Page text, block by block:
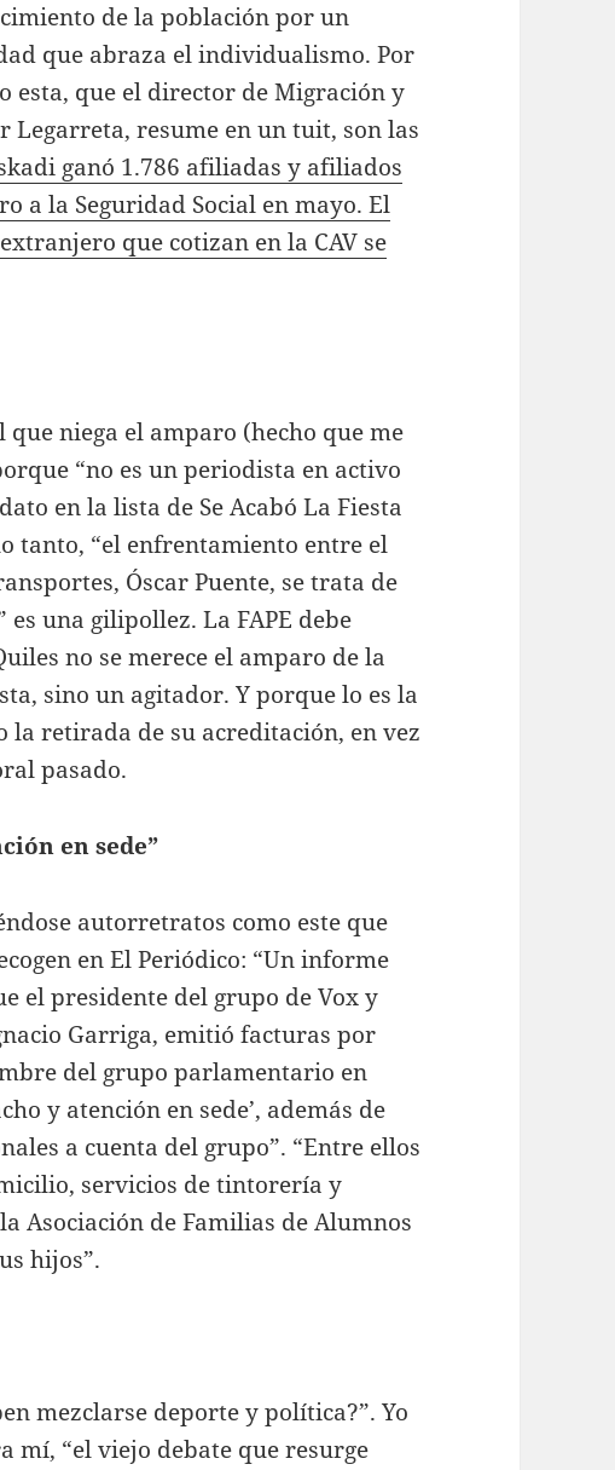
de la población por un
que abraza el individualismo. Por
esta, que el director de Migración y
Legarreta, resume en un tuit, son las
ganó 1.786 afiliadas y afiliados
a la Seguridad Social en mayo. El
que cotizan en la CAV se
que niega el amparo (hecho que me
“no es un periodista en activo
en la lista de Se Acabó La Fiesta
tanto, “el enfrentamiento entre el
Óscar Puente, se trata de
una gilipollez. La FAPE debe
no se merece el amparo de la
sino un agitador. Y porque lo es la
la retirada de su acreditación, en vez
pasado.
en sede”
autorretratos como este que
en El Periódico: “Un informe
el presidente del grupo de Vox y
Garriga, emitió facturas por
del grupo parlamentario en
y atención en sede’, además de
a cuenta del grupo”. “Entre ellos
servicios de tintorería y
Asociación de Familias de Alumnos
hijos”.
mezclarse deporte y política?”. Yo
mí, “el viejo debate que resurge